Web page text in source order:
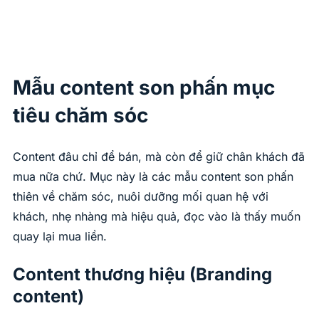
Mẫu content son phấn mục
tiêu chăm sóc
Content đâu chỉ để bán, mà còn để giữ chân khách đã
mua nữa chứ. Mục này là các mẫu content son phấn
thiên về chăm sóc, nuôi dưỡng mối quan hệ với
khách, nhẹ nhàng mà hiệu quả, đọc vào là thấy muốn
quay lại mua liền.
Content thương hiệu (Branding
content)